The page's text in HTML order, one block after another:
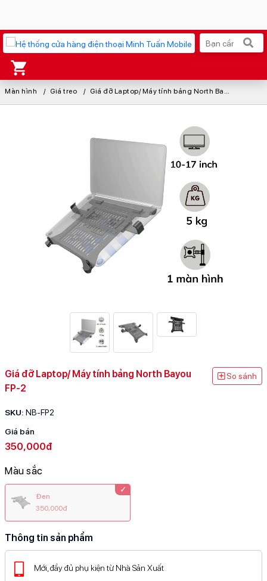
Xu hướng tìm kiếm
Galaxy Z8 Series
OPPO Reno16
Apple Watch S11 Ốp lưng Pitaka
Osmo Pocket 4 Ốp lưng Apple
Loa Marshall Cốc sạc Apple
Màn hình Giá treo Giá đỡ Laptop/ Máy tính bảng North Bayou FP-2
Giá đỡ Laptop/ Máy tính bảng North Bayou
FP-2
So sánh
SKU: NB-FP2
Giá bán
350,000đ
Màu sắc
Đen
350,000đ
Thông tin sản phẩm
Mới, đầy đủ phụ kiện từ Nhà Sản Xuất